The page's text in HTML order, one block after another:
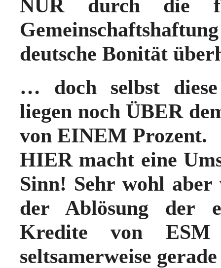
NUR durch die
deutsche Bonität
… doch selbst
liegen noch ÜBER
von EINEM Prozent.
HIER macht eine
Sinn! Sehr wohl aber
der Ablösung der
Kredite von
seltsamerweise